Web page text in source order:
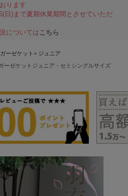
ります
日)まで夏期休業期間とさせていただ
についてはこちら
ガーゼケット
ジュニア
ーゼケットジュニア・セミシングルサイズ